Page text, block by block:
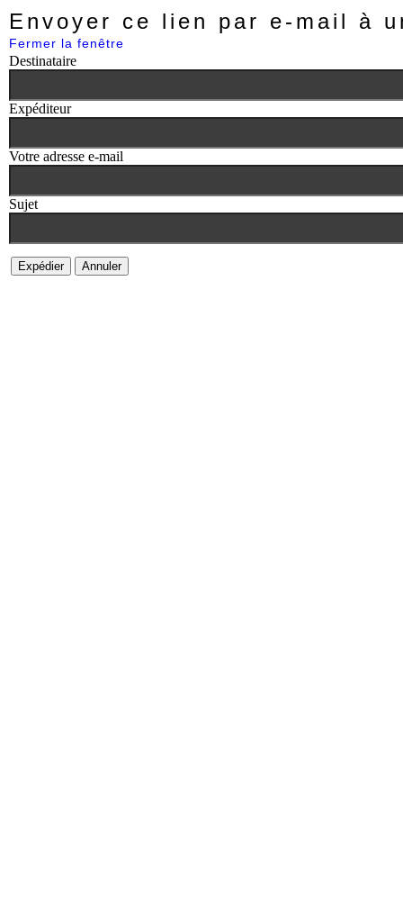
Envoyer ce lien par e-mail à
Fermer la fenêtre
Destinataire
Expéditeur
Votre adresse e-mail
Sujet
Expédier Annuler